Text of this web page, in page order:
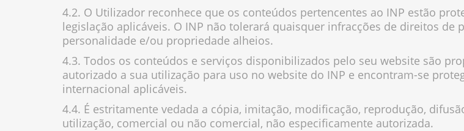
4.2. O Utilizador reconhece que os conteúdos pertencentes ao INP estão
legislação aplicáveis. O INP não tolerará quaisquer infracções de direitos
personalidade e/ou propriedade alheios.
4.3. Todos os conteúdos e serviços disponibilizados pelo seu website são
autorizado a sua utilização para uso no website do INP e encontram-se
internacional aplicáveis.
4.4. É estritamente vedada a cópia, imitação, modificação, reprodução,
utilização, comercial ou não comercial, não especificamente autorizada.